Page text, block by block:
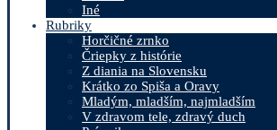
Iné
Rubriky
Horčičné zrnko
Čriepky z histórie
Z diania na Slovensku
Krátko zo Spiša a Oravy
Mladým, mladším, najmladším
V zdravom tele, zdravý duch